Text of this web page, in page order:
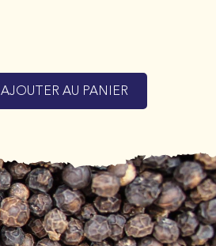
AJOUTER AU PANIER